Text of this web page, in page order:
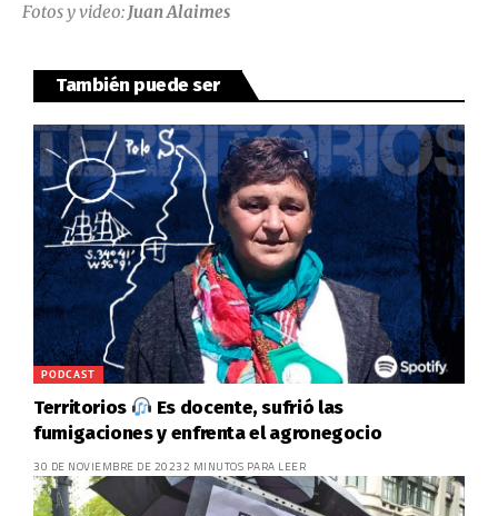
Fotos y video: Juan Alaimes
También puede ser
PODCAST
Territorios
Es docente, sufrió las
fumigaciones y enfrenta el agronegocio
30 DE NOVIEMBRE DE 20232 MINUTOS PARA LEER